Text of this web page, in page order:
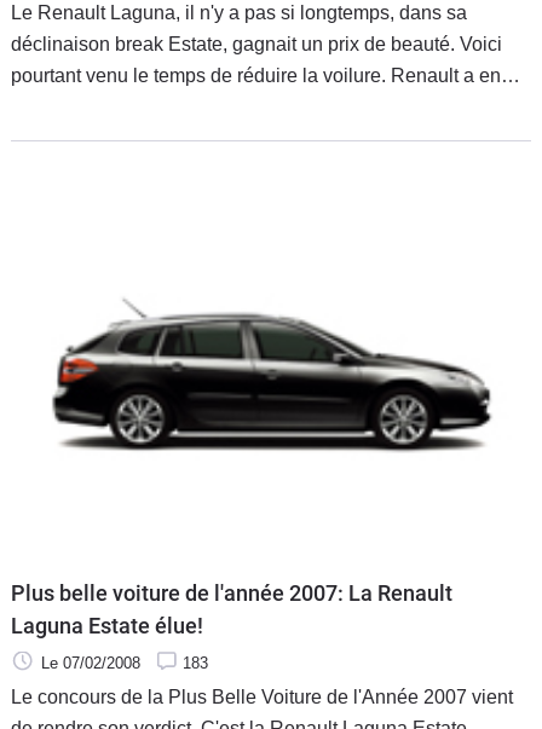
Le Renault Laguna, il n'y a pas si longtemps, dans sa
déclinaison break Estate, gagnait un prix de beauté. Voici
pourtant venu le temps de réduire la voilure. Renault a en
Plus belle voiture de l'année 2007: La Renault
Laguna Estate élue!
Le 07/02/2008 183
Le concours de la Plus Belle Voiture de l'Année 2007 vient